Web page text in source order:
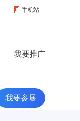
手机站
我要推广
我要参展